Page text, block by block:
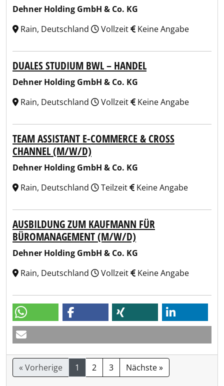
Dehner Holding GmbH & Co. KG
Rain, Deutschland
Vollzeit Keine Angabe
DUALES STUDIUM BWL – HANDEL
Dehner Holding GmbH & Co. KG
Rain, Deutschland
Vollzeit Keine Angabe
TEAM ASSISTANT E-COMMERCE & CROSS
CHANNEL (M/W/D)
Dehner Holding GmbH & Co. KG
Rain, Deutschland
Teilzeit Keine Angabe
AUSBILDUNG ZUM KAUFMANN FÜR
BÜROMANAGEMENT (M/W/D)
Dehner Holding GmbH & Co. KG
Rain, Deutschland
Vollzeit Keine Angabe
« Vorherige 1 2 3 Nächste »